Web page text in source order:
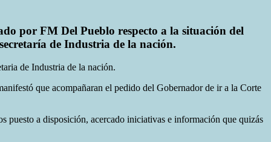
por FM Del Pueblo respecto a la situación del
de Industria de la nación.
de Industria de la nación.
que acompañaran el pedido del Gobernador de ir a la Corte
puesto a disposición, acercado iniciativas e información que quizás